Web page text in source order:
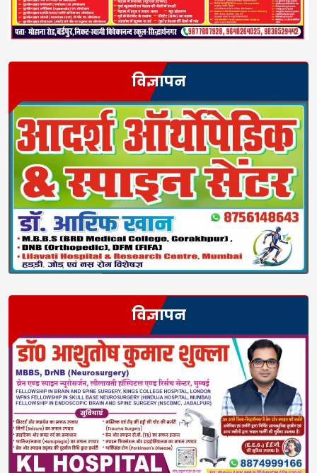
विज्ञापन
विज्ञापन